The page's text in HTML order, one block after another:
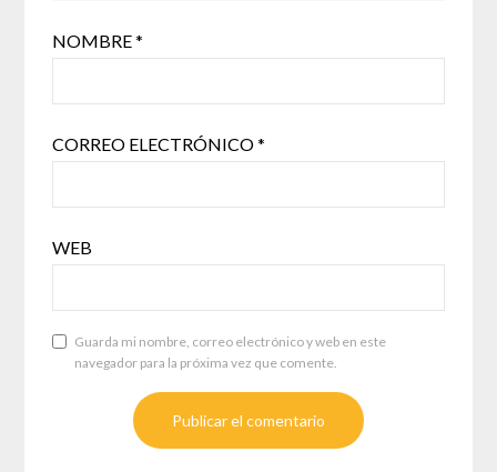
NOMBRE*
CORREO ELECTRÓNICO*
WEB
Guarda mi nombre, correo electrónico y web en este
navegador para la próxima vez que comente.